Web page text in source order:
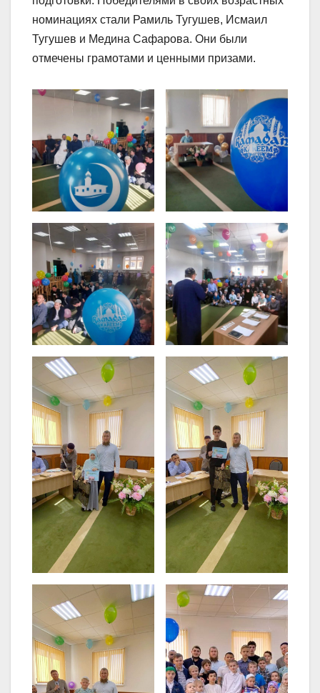
номинациях стали Рамиль Тугушев, Исмаил
Тугушев и Медина Сафарова. Они были
отмечены грамотами и ценными призами.